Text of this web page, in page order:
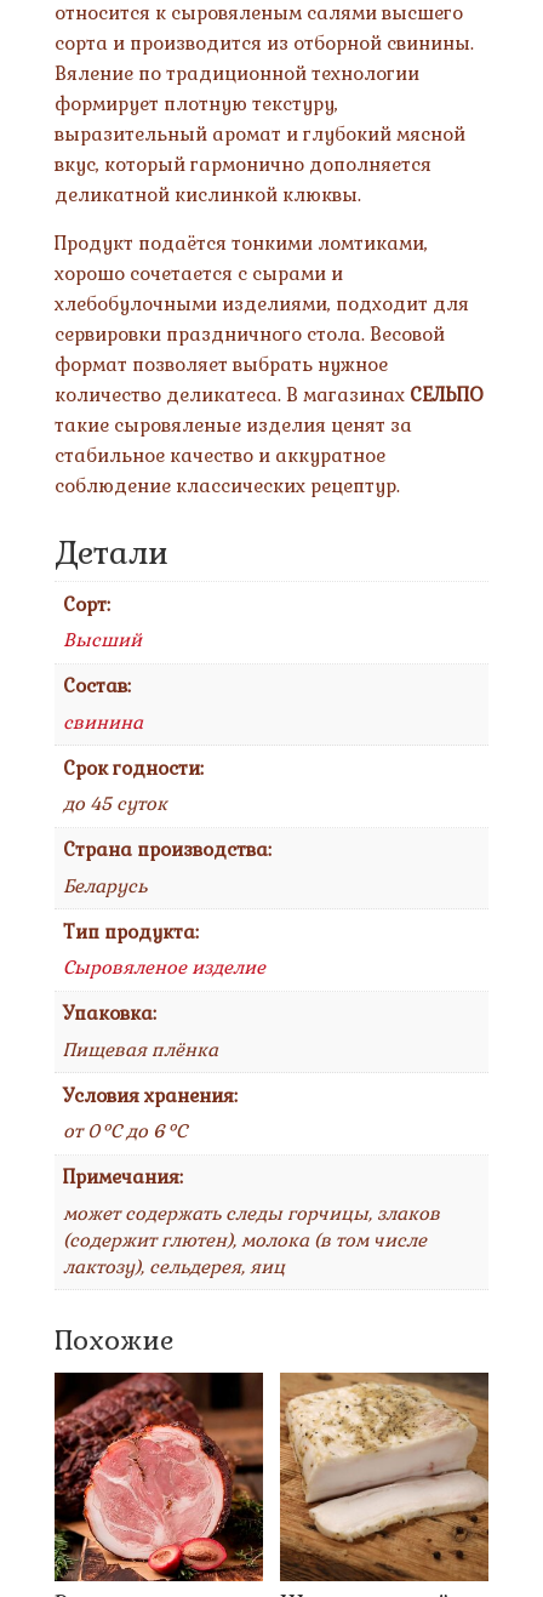
относится к сыровяленым салями высшего
сорта и производится из отборной свинины.
Вяление по традиционной технологии
формирует плотную текстуру,
выразительный аромат и глубокий мясной
вкус, который гармонично дополняется
деликатной кислинкой клюквы.
Продукт подаётся тонкими ломтиками,
хорошо сочетается с сырами и
хлебобулочными изделиями, подходит для
сервировки праздничного стола. Весовой
формат позволяет выбрать нужное
количество деликатеса. В магазинах СЕЛЬПО
такие сыровяленые изделия ценят за
стабильное качество и аккуратное
соблюдение классических рецептур.
Детали
Сорт:
Высший
Состав:
свинина
Срок годности:
до 45 суток
Страна производства:
Беларусь
Тип продукта:
Сыровяленое изделие
Упаковка:
Пищевая плёнка
Условия хранения:
от 0 °C до 6 °C
Примечания:
может содержать следы горчицы, злаков
(содержит глютен), молока (в том числе
лактозу), сельдерея, яиц
Похожие